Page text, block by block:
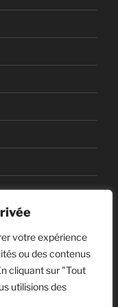
votre expérience
ou des contenus
cliquant sur "Tout
utilisions des